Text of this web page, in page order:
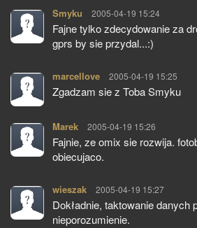
Smyku pisze:
2005-04-19 15:24
Fajne tylko zdecydowanie za
gprs by sie przydal...:)
marcellove pisze:
2005-04-19 15:25
Zgadzam sie z Toba Smyku
Marek pisze:
2005-04-19 15:26
Fajnie, ze omix sie rozwija.
obiecujaco.
wieszak pisze:
2005-04-19 15:27
Dokładnie, taktowanie danych
nieporozumienie.